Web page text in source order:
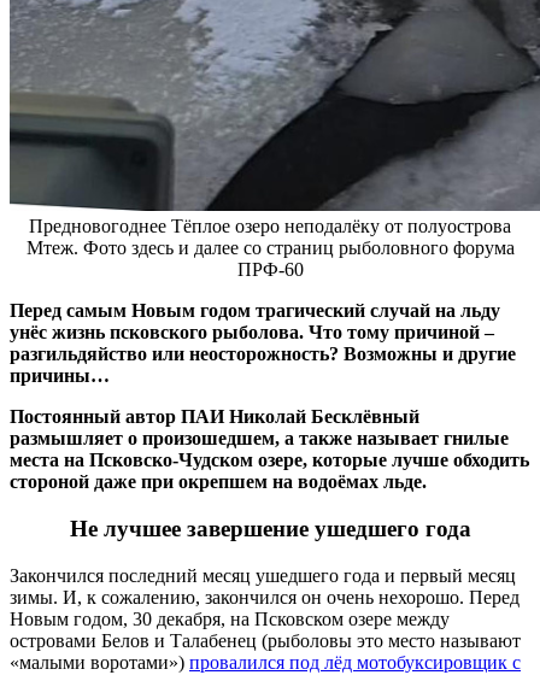
Предновогоднее Тёплое озеро неподалёку от полуострова
Мтеж. Фото здесь и далее со страниц рыболовного форума
ПРФ-60
Перед самым Новым годом трагический случай на льду
унёс жизнь псковского рыболова. Что тому причиной –
разгильдяйство или неосторожность? Возможны и другие
причины…
Постоянный автор ПАИ Николай Бесклёвный
размышляет о произошедшем, а также называет гнилые
места на Псковско-Чудском озере, которые лучше обходить
стороной даже при окрепшем на водоёмах льде.
Не лучшее завершение ушедшего года
Закончился последний месяц ушедшего года и первый месяц
зимы. И, к сожалению, закончился он очень нехорошо. Перед
Новым годом, 30 декабря, на Псковском озере между
островами Белов и Талабенец (рыболовы это место называют
«малыми воротами») провалился под лёд мотобуксировщик с